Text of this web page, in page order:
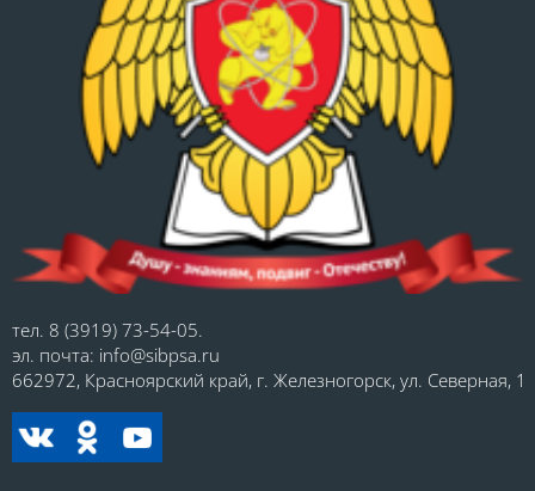
тел. 8 (3919) 73-54-05.
эл. почта: info@sibpsa.ru
662972, Красноярский край, г. Железногорск, ул. Северная, 1.